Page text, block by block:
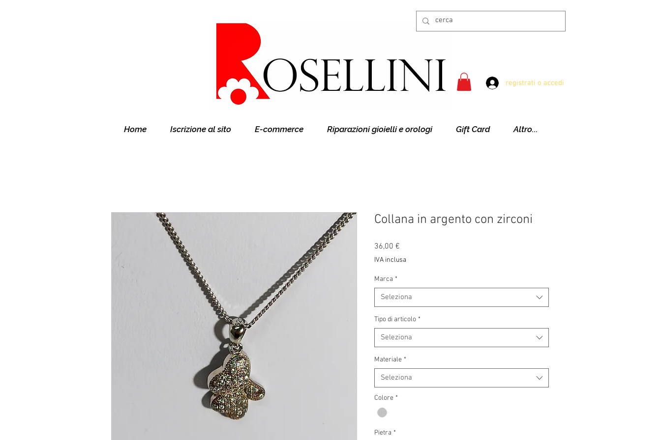
Gioielleria Rosellini
Rosellini online
registrati o accedi
Home Iscrizione al sito E-commerce Riparazioni gioielli e orologi Gift Card Altro...
Collana in argento con zirconi
36,00 €
IVA inclusa
Marca *
Seleziona
Tipo di articolo *
Seleziona
Materiale *
Seleziona
Colore *
Pietra *